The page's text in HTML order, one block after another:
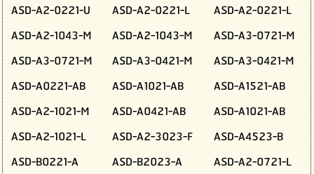
ASD-A2-0221-U
ASD-A2-0221-L
ASD-A2-0221-L
ASD-A2-1043-M
ASD-A2-1043-M
ASD-A3-0721-M
ASD-A3-0721-M
ASD-A3-0421-M
ASD-A3-0421-M
ASD-A0221-AB
ASD-A1021-AB
ASD-A1521-AB
ASD-A2-1021-M
ASD-A0421-AB
ASD-A1021-AB
ASD-A2-1021-L
ASD-A2-3023-F
ASD-A4523-B
ASD-B0221-A
ASD-B2023-A
ASD-A2-0721-L